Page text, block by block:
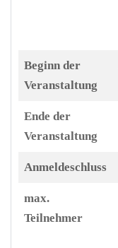
Beginn der
Veranstaltung
Ende der
Veranstaltung
Anmeldeschluss
max.
Teilnehmer